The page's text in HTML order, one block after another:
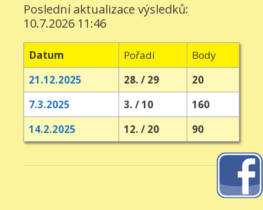
Poslední aktualizace výsledků:
10.7.2026 11:46
Datum Pořadí
Body
21.12.2025
28. / 29
20
7.3.2025
3. / 10
160
14.2.2025
12. / 20 90